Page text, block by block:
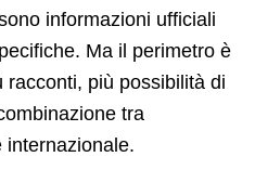
informazioni ufficiali
Ma il perimetro è
più possibilità di
tra
internazionale.